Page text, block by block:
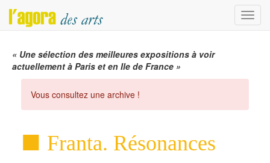
Menu
« Une sélection des meilleures expositions à voir
actuellement à Paris et en Ile de France »
Vous consultez une archive !
Franta. Résonances